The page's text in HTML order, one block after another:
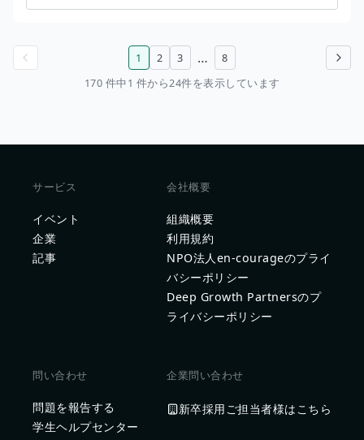
次のページ
1 2 3 …
8
170 件中1 件から24件を表示しています
サービス
イベント
企業
記事
会社概要
組織概要
利用規約
NPO法人en-courageのプライ
バシーポリシー
Deep Growth Partnersのプ
ライバシーポリシー
問い合わせ
問題を報告する
学生ヘルプセンター
企業問い合わせ
新卒採用ご担当者様はこちら